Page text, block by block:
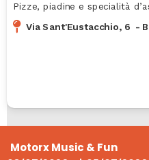
Pizze, piadine e specialità
Via Sant'Eustacchio, 6 -
Motorx Music & Fun